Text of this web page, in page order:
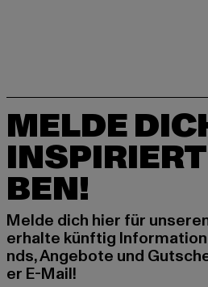
MELDE
BEN!
Melde dich hier für
erhalte künftig
nds, Angebote und
er E-Mail!